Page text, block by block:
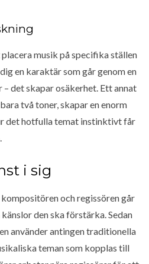
musik på specifika ställen
en karaktär som går genom en
det skapar osäkerhet. Ett annat
två toner, skapar en enorm
det hotfulla temat instinktivt får
i sig
och regissören går
den ska förstärka. Sedan
använder antingen traditionella
teman som kopplas till